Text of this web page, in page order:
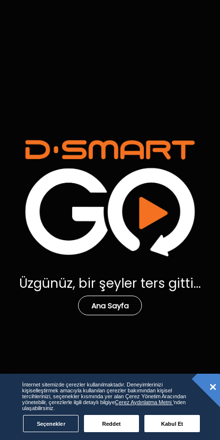
Üzgünüz, bir şeyler ters gitti...
Ana Sayfa
İnternet sitemizde çerezler kullanılmaktadır. Deneyimlerinizi
kişiselleştirmek amacıyla kullanılan çerezler bakımından kişisel
tercihlerinizi, seçenekler kısmında yer alan Çerez Yönetim Aracından
yönetebilir, çerezlerle ilgili detaylı bilgiyeÇerez Aydınlatma Metni’nden
ulaşabilirsiniz.
Seçenekler Reddet Kabul Et